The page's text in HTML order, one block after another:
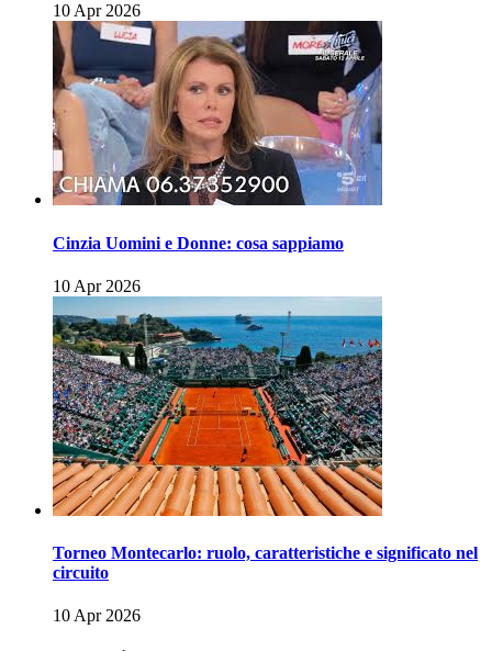
10 Apr 2026
Cinzia Uomini e Donne: cosa sappiamo
10 Apr 2026
Torneo Montecarlo: ruolo, caratteristiche e significato nel
circuito
10 Apr 2026